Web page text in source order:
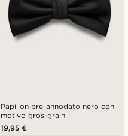
Papillon pre-annodato nero con
motivo gros-grain
19,95 €